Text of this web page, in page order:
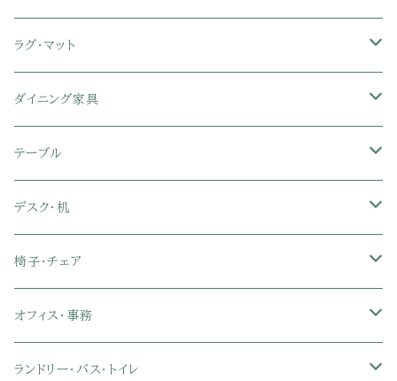
スツール・オットマン
クッションソファ
革・レザー・合皮ソファ
布張り・ファブリックソファ
ソファカバー
スチールラック・メタルラック
衣装ケース・壁面収納・ワードローブ
キャビネット・サイドボード
ランドリー・トイレ収納
玄関収納
突っ張り棚・突っ張りラック
コーナーテレビ台
伸縮テレビ台
テレビスタンド
サイドチェスト
幅90cm以下テレビ台
幅91～120cmテレビ台
幅121～150cmテレビ台
キッチンワゴン
キッチンカウンター
キッチンラック・冷蔵庫ラック
隙間収納
キッチンマット
キッチン用品
キッチン家電
セミシングル
シングル
収納付きベッド
セミシングル
シングル
パネルベッド
セミシングル
シングル
すのこベッド
セミシングル
シングル
脚付きマットレス
セミシングル
シングル
パイプベッド
ロフトベッド
2段ベッド
掛け布団
敷き布団
布団セット
枕
タオルケット・ガーゼケット
ブランケット・毛布
布団カバー・敷きパッド
ラグ・マット
ラグ・カーペット
玄関マット
キッチンマット
フローリングマット
ジョイントマット
ダイニング家具
ダイニングテーブル
ダイニングチェア・ベンチ
ダイニングテーブルセット
2人用ダイニングテーブルセット
4人用ダイニングテーブルセット
テーブル
サイドテーブル
ウッドテーブル
センターテーブル
ガラステーブル
デスク・机
パソコン・オフィスデスク
L字デスク
収納付きデスク
椅子・チェア
ダイニングチェア・ベンチ
オフィスチェア
オフィス・事務
オフィスチェア
ランドリー・バス・トイレ